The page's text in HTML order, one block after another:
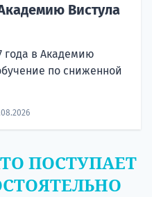
Вистула
года в Академию
по сниженной
ПОСТУПАЕТ